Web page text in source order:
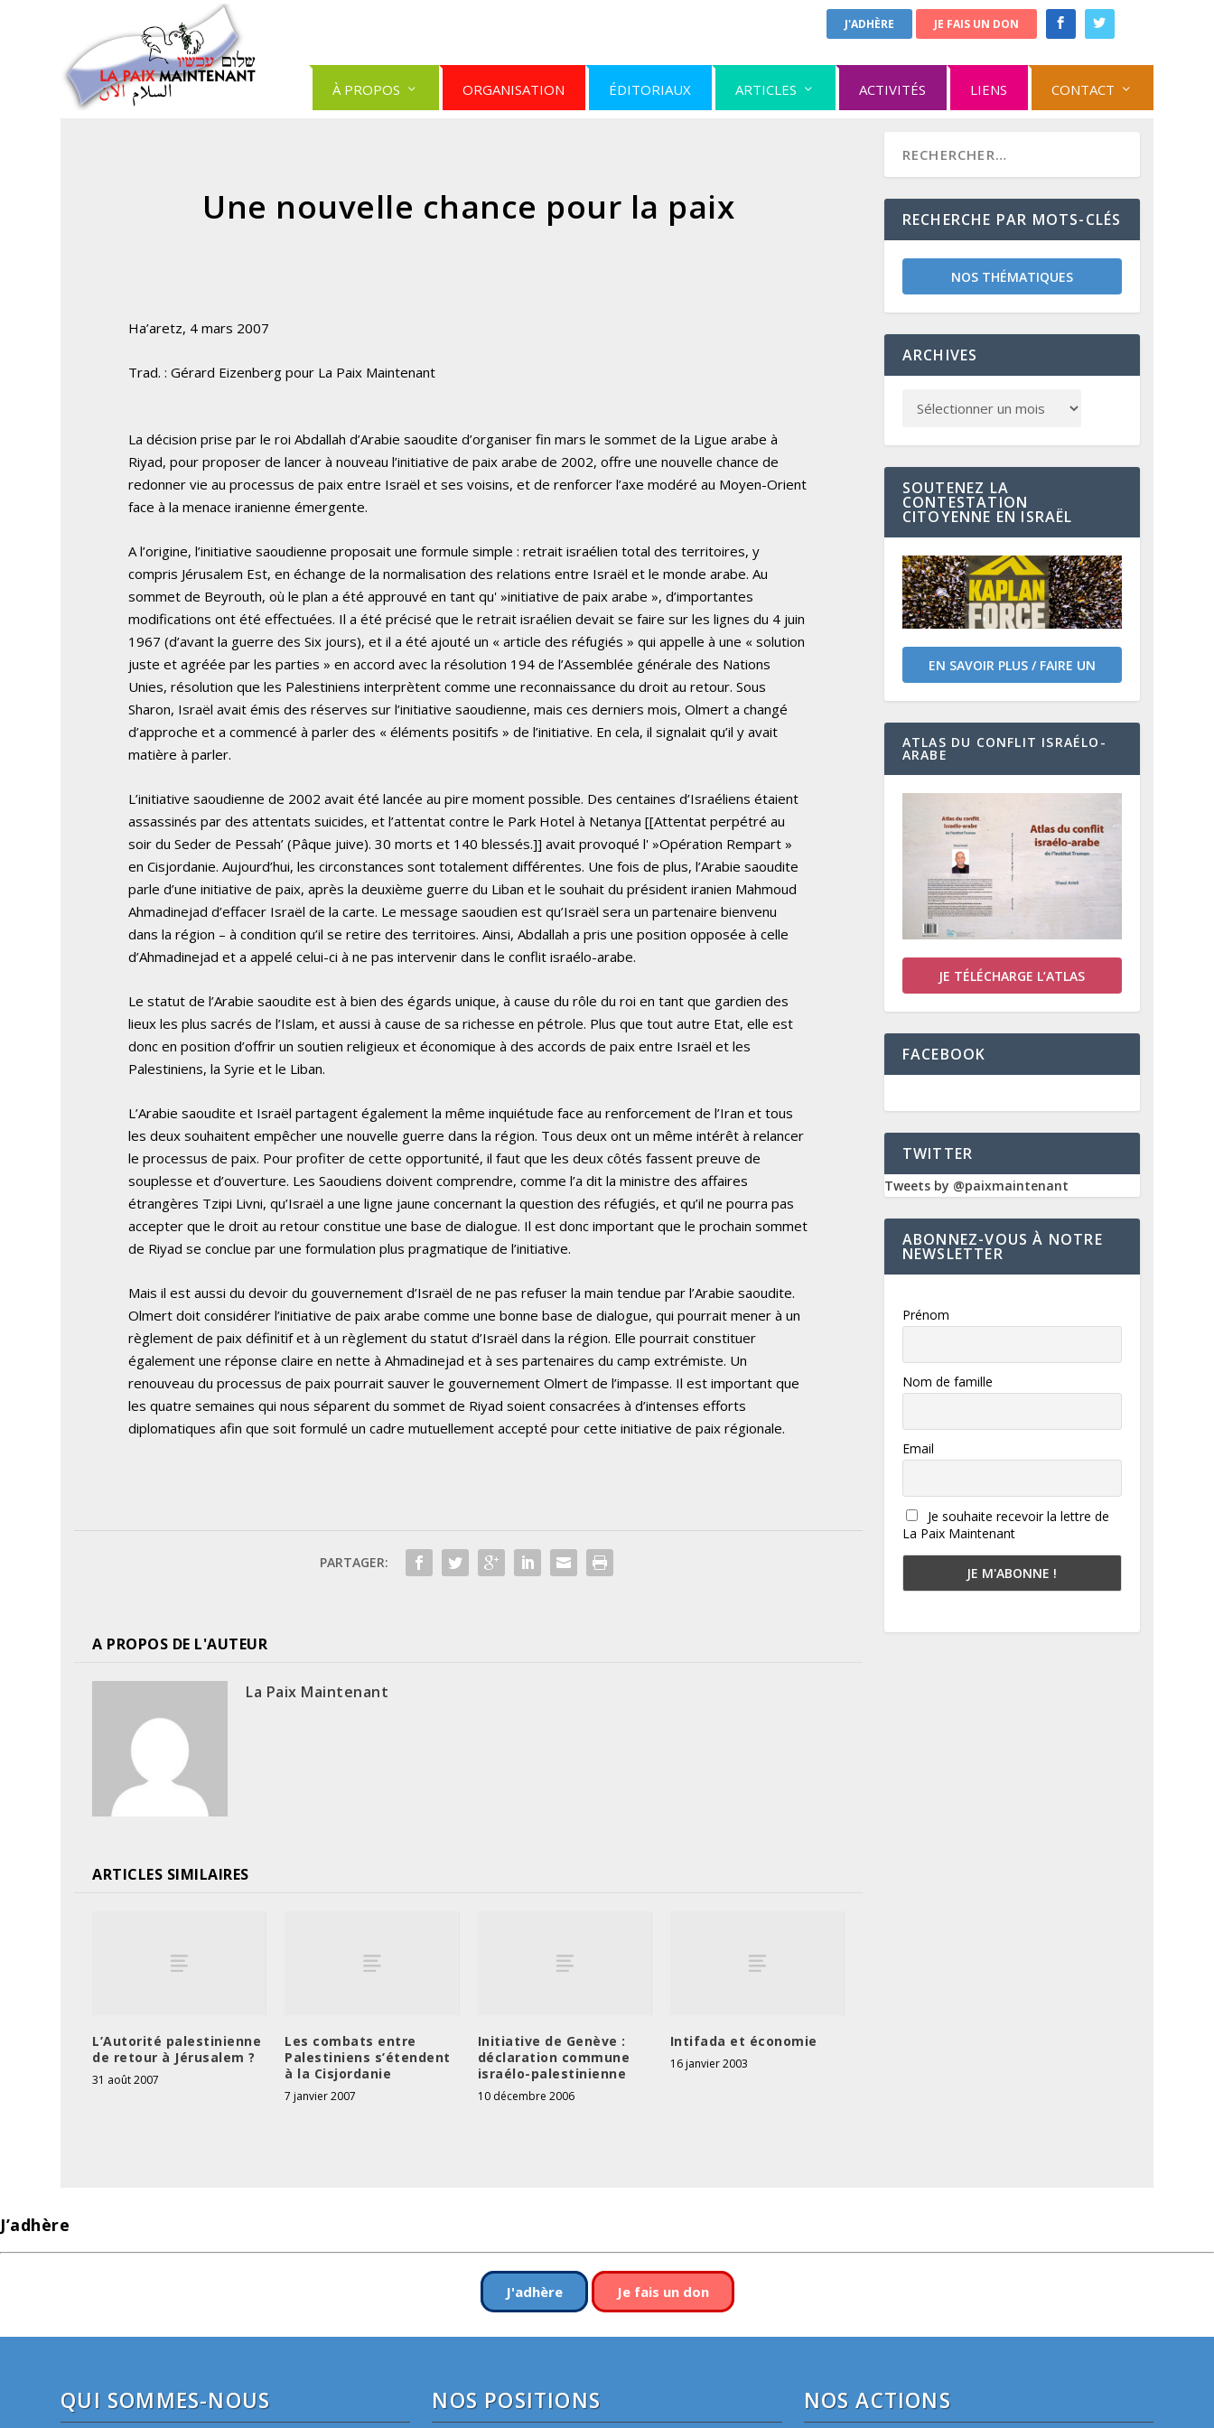
J'ADHÈRE JE FAIS UN DON
À PROPOS ORGANISATION ÉDITORIAUX ARTICLES ACTIVITÉS LIENS CONTACT
Une nouvelle chance pour la paix
Ha’aretz, 4 mars 2007
Trad. : Gérard Eizenberg pour La Paix Maintenant
La décision prise par le roi Abdallah d’Arabie saoudite d’organiser fin mars le sommet de la Ligue arabe à
Riyad, pour proposer de lancer à nouveau l’initiative de paix arabe de 2002, offre une nouvelle chance de
redonner vie au processus de paix entre Israël et ses voisins, et de renforcer l’axe modéré au Moyen-Orient
face à la menace iranienne émergente.
A l’origine, l’initiative saoudienne proposait une formule simple : retrait israélien total des territoires, y
compris Jérusalem Est, en échange de la normalisation des relations entre Israël et le monde arabe. Au
sommet de Beyrouth, où le plan a été approuvé en tant qu' »initiative de paix arabe », d’importantes
modifications ont été effectuées. Il a été précisé que le retrait israélien devait se faire sur les lignes du 4 juin
1967 (d’avant la guerre des Six jours), et il a été ajouté un « article des réfugiés » qui appelle à une « solution
juste et agréée par les parties » en accord avec la résolution 194 de l’Assemblée générale des Nations
Unies, résolution que les Palestiniens interprètent comme une reconnaissance du droit au retour. Sous
Sharon, Israël avait émis des réserves sur l’initiative saoudienne, mais ces derniers mois, Olmert a changé
d’approche et a commencé à parler des « éléments positifs » de l’initiative. En cela, il signalait qu’il y avait
matière à parler.
L’initiative saoudienne de 2002 avait été lancée au pire moment possible. Des centaines d’Israéliens étaient
assassinés par des attentats suicides, et l’attentat contre le Park Hotel à Netanya [[Attentat perpétré au
soir du Seder de Pessah’ (Pâque juive). 30 morts et 140 blessés.]] avait provoqué l' »Opération Rempart »
en Cisjordanie. Aujourd’hui, les circonstances sont totalement différentes. Une fois de plus, l’Arabie saoudite
parle d’une initiative de paix, après la deuxième guerre du Liban et le souhait du président iranien Mahmoud
Ahmadinejad d’effacer Israël de la carte. Le message saoudien est qu’Israël sera un partenaire bienvenu
dans la région – à condition qu’il se retire des territoires. Ainsi, Abdallah a pris une position opposée à celle
d’Ahmadinejad et a appelé celui-ci à ne pas intervenir dans le conflit israélo-arabe.
Le statut de l’Arabie saoudite est à bien des égards unique, à cause du rôle du roi en tant que gardien des
lieux les plus sacrés de l’Islam, et aussi à cause de sa richesse en pétrole. Plus que tout autre Etat, elle est
donc en position d’offrir un soutien religieux et économique à des accords de paix entre Israël et les
Palestiniens, la Syrie et le Liban.
L’Arabie saoudite et Israël partagent également la même inquiétude face au renforcement de l’Iran et tous
les deux souhaitent empêcher une nouvelle guerre dans la région. Tous deux ont un même intérêt à relancer
le processus de paix. Pour profiter de cette opportunité, il faut que les deux côtés fassent preuve de
souplesse et d’ouverture. Les Saoudiens doivent comprendre, comme l’a dit la ministre des affaires
étrangères Tzipi Livni, qu’Israël a une ligne jaune concernant la question des réfugiés, et qu’il ne pourra pas
accepter que le droit au retour constitue une base de dialogue. Il est donc important que le prochain sommet
de Riyad se conclue par une formulation plus pragmatique de l’initiative.
Mais il est aussi du devoir du gouvernement d’Israël de ne pas refuser la main tendue par l’Arabie saoudite.
Olmert doit considérer l’initiative de paix arabe comme une bonne base de dialogue, qui pourrait mener à un
règlement de paix définitif et à un règlement du statut d’Israël dans la région. Elle pourrait constituer
également une réponse claire en nette à Ahmadinejad et à ses partenaires du camp extrémiste. Un
renouveau du processus de paix pourrait sauver le gouvernement Olmert de l’impasse. Il est important que
les quatre semaines qui nous séparent du sommet de Riyad soient consacrées à d’intenses efforts
diplomatiques afin que soit formulé un cadre mutuellement accepté pour cette initiative de paix régionale.
PARTAGER:
A PROPOS DE L'AUTEUR
La Paix Maintenant
ARTICLES SIMILAIRES
L’Autorité palestinienne
de retour à Jérusalem ?
31 août 2007
Les combats entre
Palestiniens s’étendent
à la Cisjordanie
7 janvier 2007
Initiative de Genève :
déclaration commune
israélo-palestinienne
10 décembre 2006
Intifada et économie
16 janvier 2003
RECHERCHE PAR MOTS-CLÉS
NOS THÉMATIQUES
ARCHIVES
SOUTENEZ LA
CONTESTATION
CITOYENNE EN ISRAËL
EN SAVOIR PLUS / FAIRE UN
DON
ATLAS DU CONFLIT ISRAÉLO-
ARABE
JE TÉLÉCHARGE L’ATLAS
FACEBOOK
TWITTER
Tweets by @paixmaintenant
ABONNEZ-VOUS À NOTRE
NEWSLETTER
Prénom
Nom de famille
Email
Je souhaite recevoir la lettre de
La Paix Maintenant
J’adhère
J'adhère Je fais un don
QUI SOMMES-NOUS NOS POSITIONS NOS ACTIONS